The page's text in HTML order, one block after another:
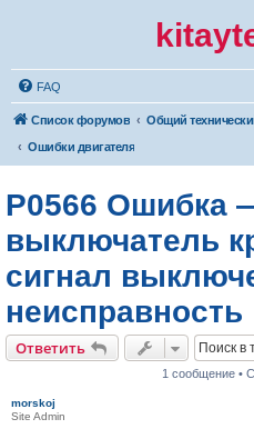
FAQ
Список форумов Общий
Ошибки двигателя
P0566 Ошибка
выключатель
сигнал
неисправность
Ответить
1 сообщение •
morskoj
Site Admin